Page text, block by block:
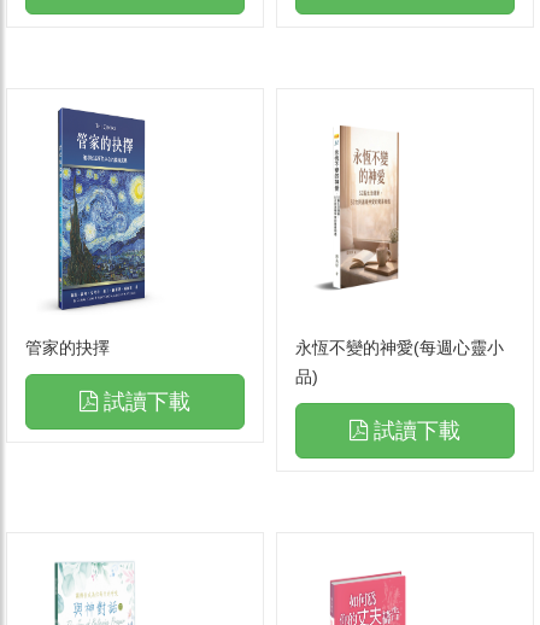
管家的抉擇
試讀下載
永恆不變的神愛(每週心靈小
品)
試讀下載